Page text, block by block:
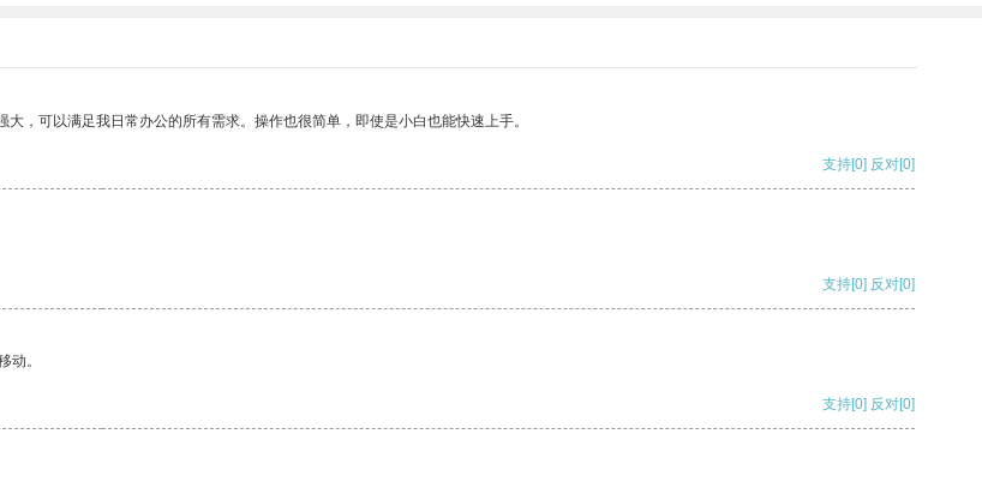
，可以满足我日常办公的所有需求。操作也很简单，即使是小白也能快速上手。
支持[0] 反对[0]
支持[0] 反对[0]
动。
支持[0] 反对[0]